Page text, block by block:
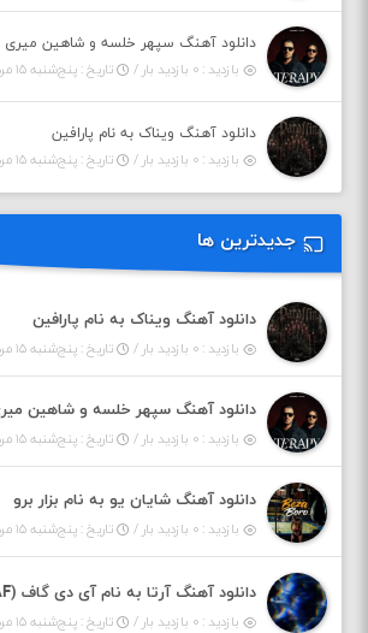
دانلود آهنگ سپهر خلسه و شاهین میری
بازدید : ۰ بازدید بار /
تاریخ : پنج‌شنبه ۱۵ مرداد ۱۴۰۵
دانلود آهنگ ویناک به نام پارافین
بازدید : ۰ بازدید بار /
تاریخ : پنج‌شنبه ۱۵ مرداد ۱۴۰۵
جدیدترین ها
دانلود آهنگ ویناک به نام پارافین
بازدید : ۰ بازدید بار / تاریخ : پنج‌شنبه ۱۵ مرداد ۱۴۰۵
دانلود آهنگ سپهر خلسه و شاهین
بازدید : ۰ بازدید بار / تاریخ : پنج‌شنبه ۱۵ مرداد ۱۴۰۵
دانلود آهنگ شایان یو به نام بزار برو
بازدید : ۰ بازدید بار / تاریخ : پنج‌شنبه ۱۵ مرداد ۱۴۰۵
دانلود آهنگ آرتا به نام آی دی گاف (IDGAF)
بازدید : ۰ بازدید بار / تاریخ : پنج‌شنبه ۱۵ مرداد ۱۴۰۵